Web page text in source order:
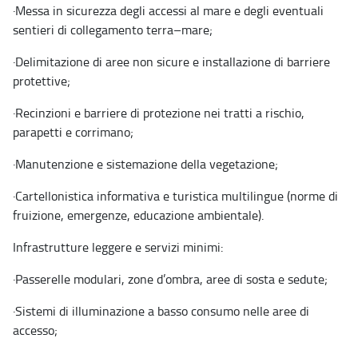
·Messa in sicurezza degli accessi al mare e degli eventuali
sentieri di collegamento terra–mare;
·Delimitazione di aree non sicure e installazione di barriere
protettive;
·Recinzioni e barriere di protezione nei tratti a rischio,
parapetti e corrimano;
·Manutenzione e sistemazione della vegetazione;
·Cartellonistica informativa e turistica multilingue (norme di
fruizione, emergenze, educazione ambientale).
Infrastrutture leggere e servizi minimi:
·Passerelle modulari, zone d’ombra, aree di sosta e sedute;
·Sistemi di illuminazione a basso consumo nelle aree di
accesso;